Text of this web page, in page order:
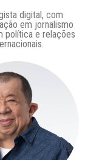
digital, com
em jornalismo
política e relações